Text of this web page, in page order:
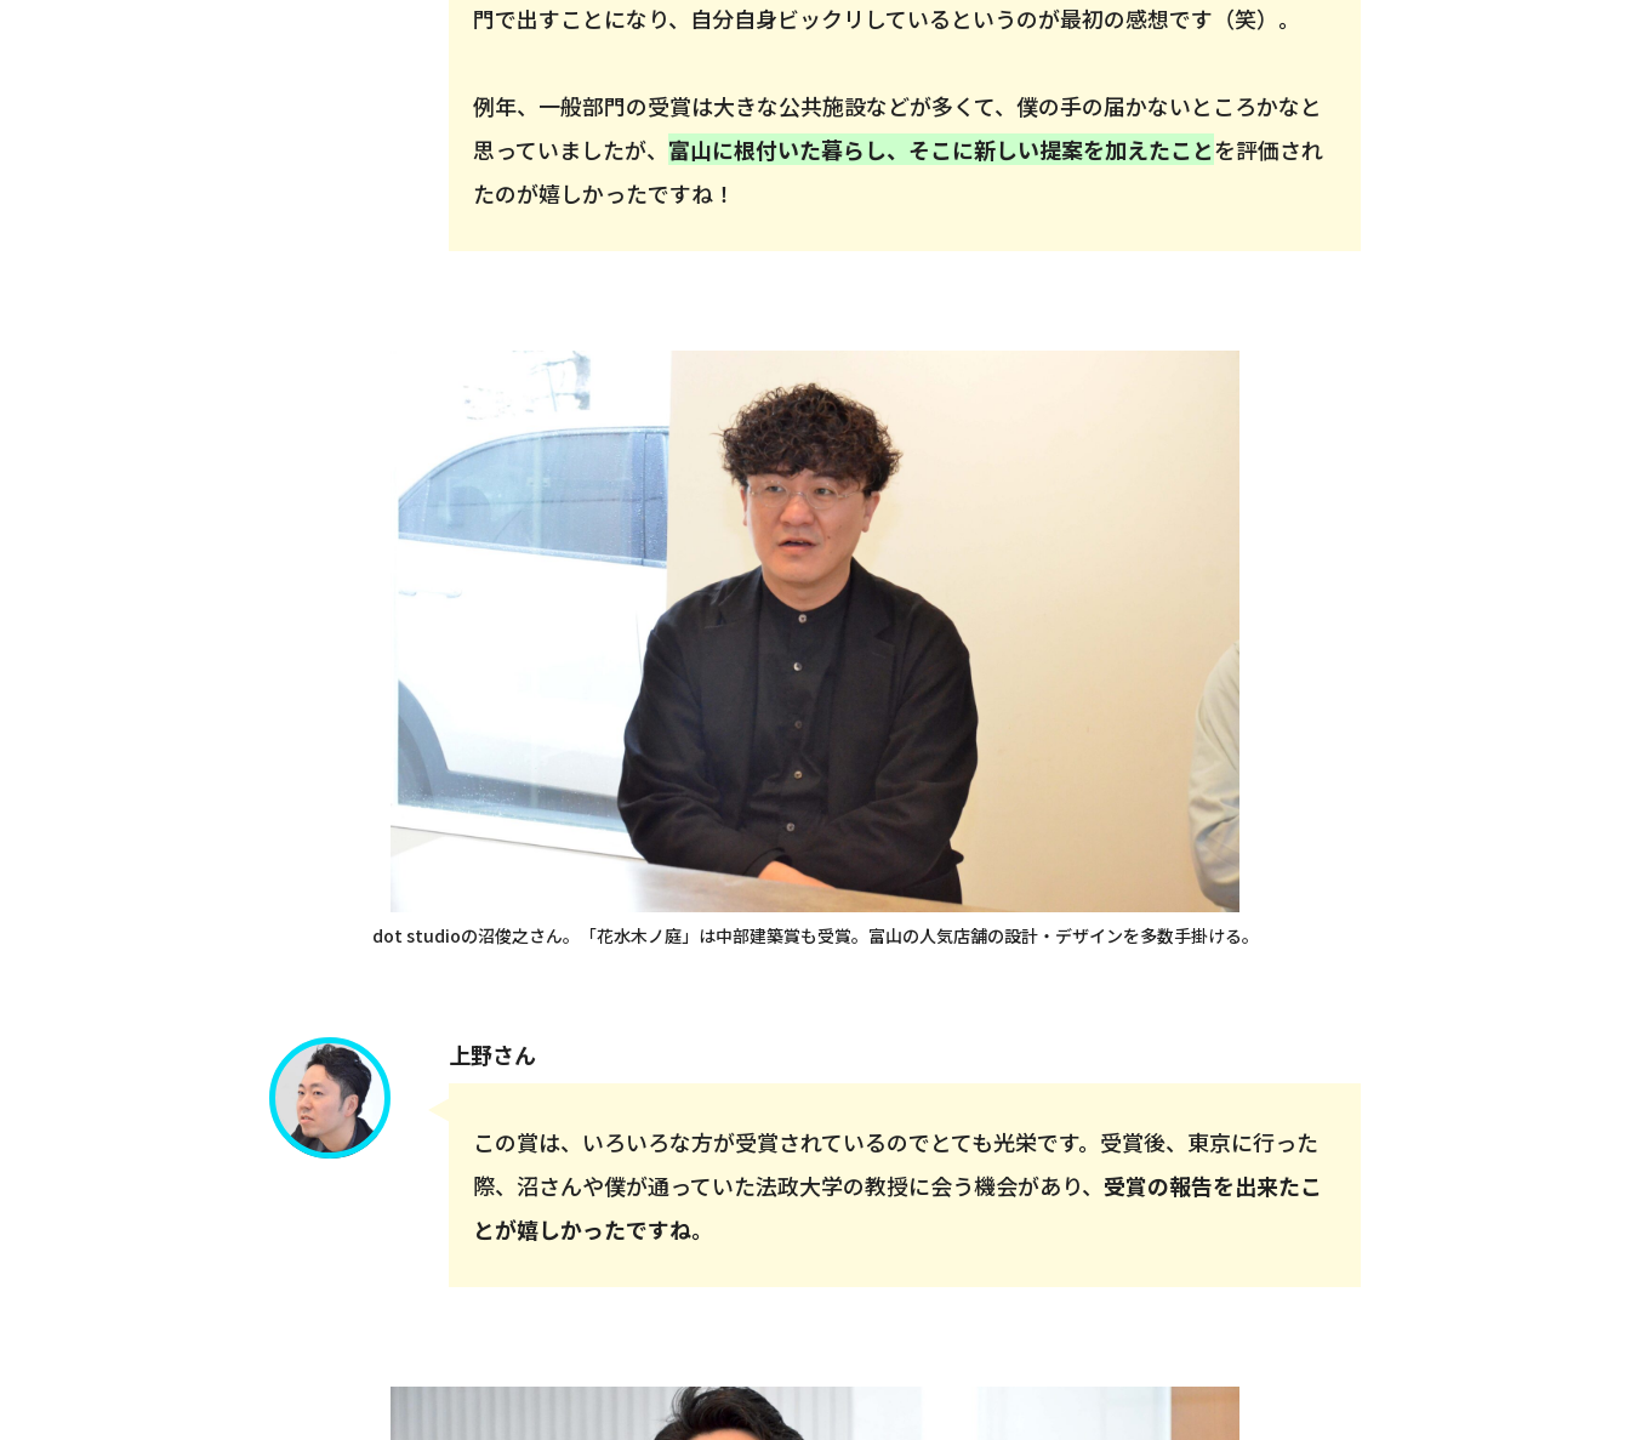
門で出すことになり、自分自身ビックリしているというのが最初の感想です（笑）。
例年、一般部門の受賞は大きな公共施設などが多くて、僕の手の届かないところかなと
思っていましたが、 富山に根付いた暮らし、そこに新しい提案を加えたことを評価され
たのが嬉しかったですね！
dot studioの沼俊之さん。「花水木ノ庭」は中部建築賞も受賞。富山の人気店舗の設計・デザインを多数手掛ける。
上野さん
この賞は、いろいろな方が受賞されているのでとても光栄です。受賞後、東京に行った
際、沼さんや僕が通っていた法政大学の教授に会う機会があり、 受賞の報告を出来たこ
とが嬉しかったですね。